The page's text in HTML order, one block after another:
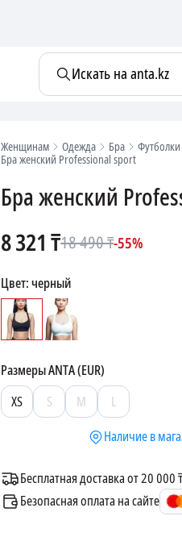
Искать на anta.kz
Женщинам Одежда Бра
Бра женский Professional sport
Бра женский
8 321₸18 490₸-55%
Цвет:черный
РазмерыANTA (EUR)
XS
S M
L
Наличие в
Бесплатная доставка от 20 000
Безопасная оплата на сайте